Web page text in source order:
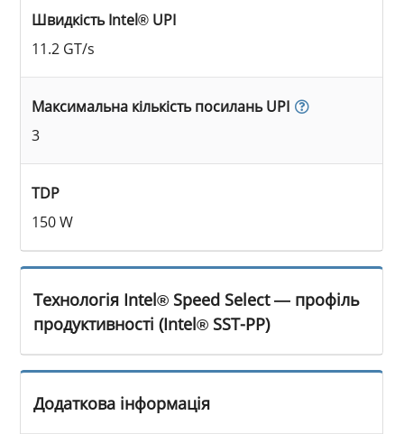
Швидкість Intel® UPI
11.2 GT/s
Максимальна кількість посилань UPI
3
TDP
150 W
Технологія Intel® Speed Select — профіль
продуктивності (Intel® SST-PP)
Додаткова інформація